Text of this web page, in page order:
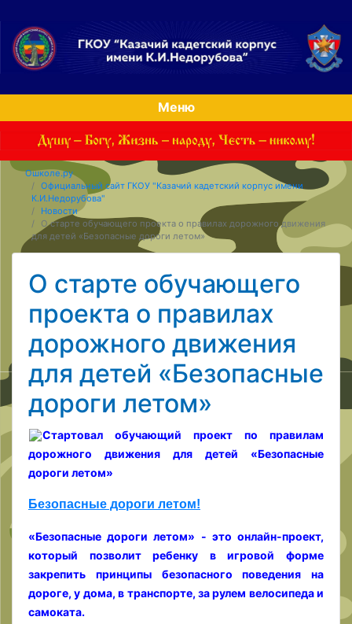
Меню
Ошколе.ру
Официальный сайт ГКОУ "Казачий кадетский корпус имени
К.И.Недорубова"
Новости
О старте обучающего проекта о правилах дорожного движения
для детей «Безопасные дороги летом»
О старте обучающего
проекта о правилах
дорожного движения
для детей «Безопасные
дороги летом»
Стартовал обучающий проект по правилам
дорожного движения для детей «Безопасные
дороги летом»
Безопасные дороги летом!
«Безопасные дороги летом» - это онлайн-проект,
который позволит ребенку в игровой форме
закрепить принципы безопасного поведения на
дороге, у дома, в транспорте, за рулем велосипеда и
самоката.